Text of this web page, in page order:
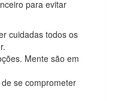
para evitar
cuidadas todos os
Mente são em
se comprometer